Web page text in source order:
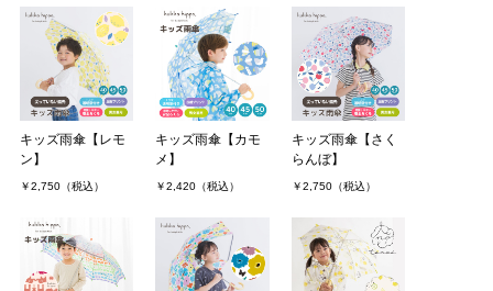
キッズ雨傘【レモ
ン】
￥2,750（税込）
キッズ雨傘【カモ
メ】
￥2,420（税込）
キッズ雨傘【さく
らんぼ】
￥2,750（税込）